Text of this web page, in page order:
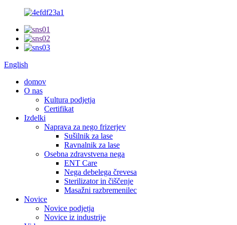
English
domov
O nas
Kultura podjetja
Certifikat
Izdelki
Naprava za nego frizerjev
Sušilnik za lase
Ravnalnik za lase
Osebna zdravstvena nega
ENT Care
Nega debelega črevesa
Sterilizator in čiščenje
Masažni razbremenilec
Novice
Novice podjetja
Novice iz industrije